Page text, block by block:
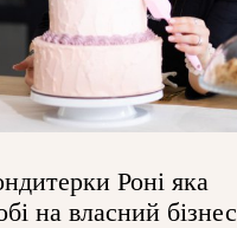
Роні яка
на власний бізнес